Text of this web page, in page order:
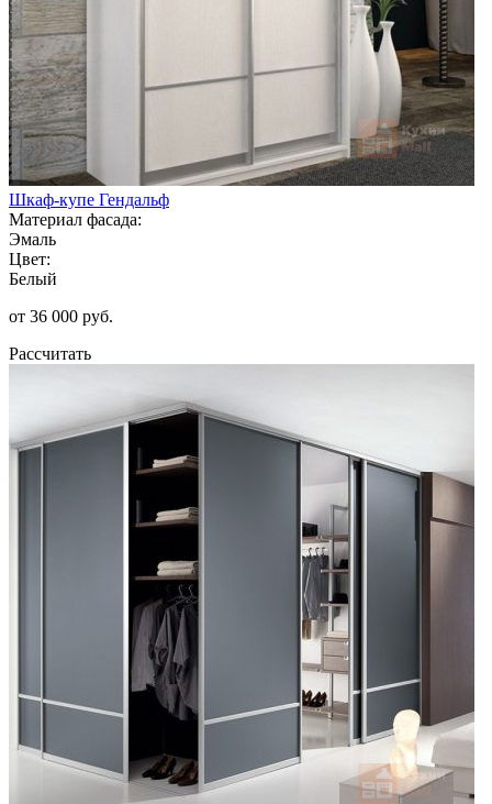
Шкаф-купе Гендальф
Материал фасада:
Эмаль
Цвет:
Белый
от 36 000 руб.
Рассчитать